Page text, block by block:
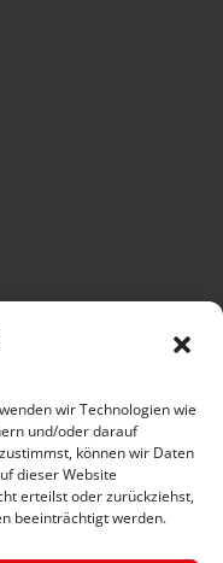
wir Technologien wie
und/oder darauf
können wir Daten
dieser Website
erteilst oder zurückziehst,
beeinträchtigt werden.
Uhr